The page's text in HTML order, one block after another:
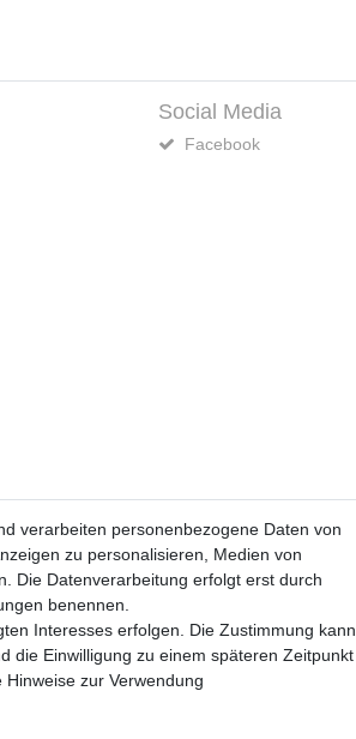
Social Media
Facebook
Impressum Daten­schutz­erklärung
© Copyright 2026 | Alle Rechte vorbehalten.
und Umsetzung by eCommerce-factory
verarbeiten personenbezogene Daten von
zu personalisieren, Medien von
Die Datenverarbeitung erfolgt erst durch
benennen.
Interesses erfolgen. Die Zustimmung kann
die Einwilligung zu einem späteren Zeitpunkt
Hinweise zur Verwendung